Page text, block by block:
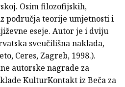
Osim filozofijskih,
područja teorije umjetnosti i
eseje. Autor je i dviju
sveučilišna naklada,
Ceres, Zagreb, 1998.).
autorske nagrade za
KulturKontakt iz Beča za